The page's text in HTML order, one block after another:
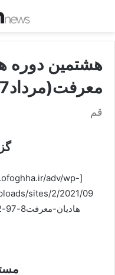
هشتمین دوره
معرفت(مرداد1397)
قم
adv/wp-
هادیان-معرفت8-97-2.pptx” viewer=”microsoft”]